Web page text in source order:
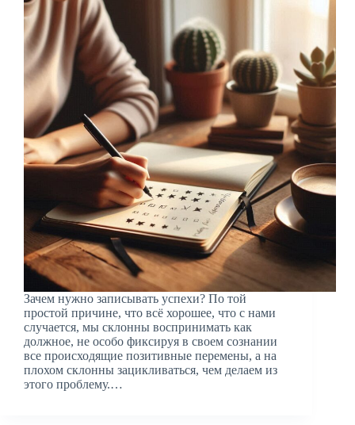
Зачем нужно записывать успехи? По той
простой причине, что всё хорошее, что с нами
случается, мы склонны воспринимать как
должное, не особо фиксируя в своем сознании
все происходящие позитивные перемены, а на
плохом склонны зацикливаться, чем делаем из
этого проблему.…